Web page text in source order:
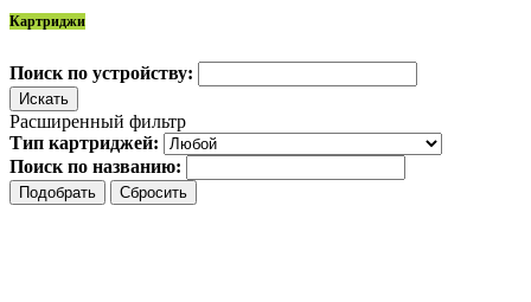
Картриджи
Поиск по устройству:
Расширенный фильтр
Тип картриджей:
Поиск по названию: